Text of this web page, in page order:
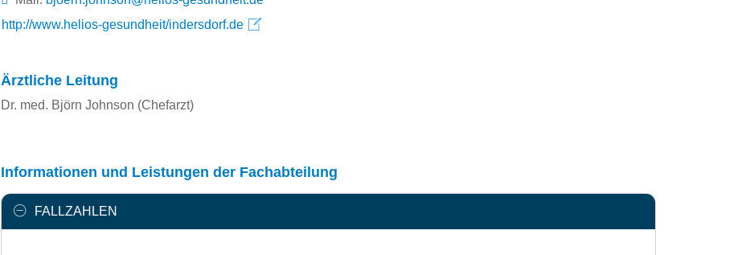
http://www.helios-gesundheit/indersdorf.de
Ärztliche Leitung
Dr. med. Björn Johnson (Chefarzt)
Informationen und Leistungen der Fachabteilung
FALLZAHLEN